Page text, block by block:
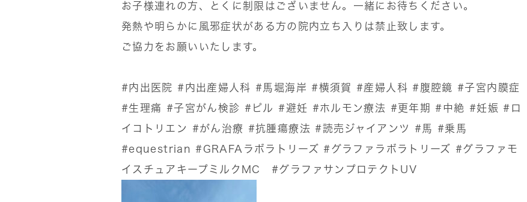
お子様連れの方、とくに制限はございません。一緒にお待ちください。
発熱や明らかに風邪症状がある方の院内立ち入りは禁止致します。
ご協力をお願いいたします。
#内出医院 #内出産婦人科 #馬堀海岸 #横須賀 #産婦人科 #腹腔鏡 #子宮内膜症
#生理痛
#子宮がん検診 #ピル #避妊 #ホルモン療法 #更年期 #中絶 #妊娠 #ロ
イコトリエン
#がん治療 #抗腫瘍療法 #読売ジャイアンツ #馬
#乗馬
#equestrian #GRAFAラボラトリーズ #グラファラボラトリーズ #グラファモ
イスチュアキープミルクMC
#グラファサンプロテクトUV